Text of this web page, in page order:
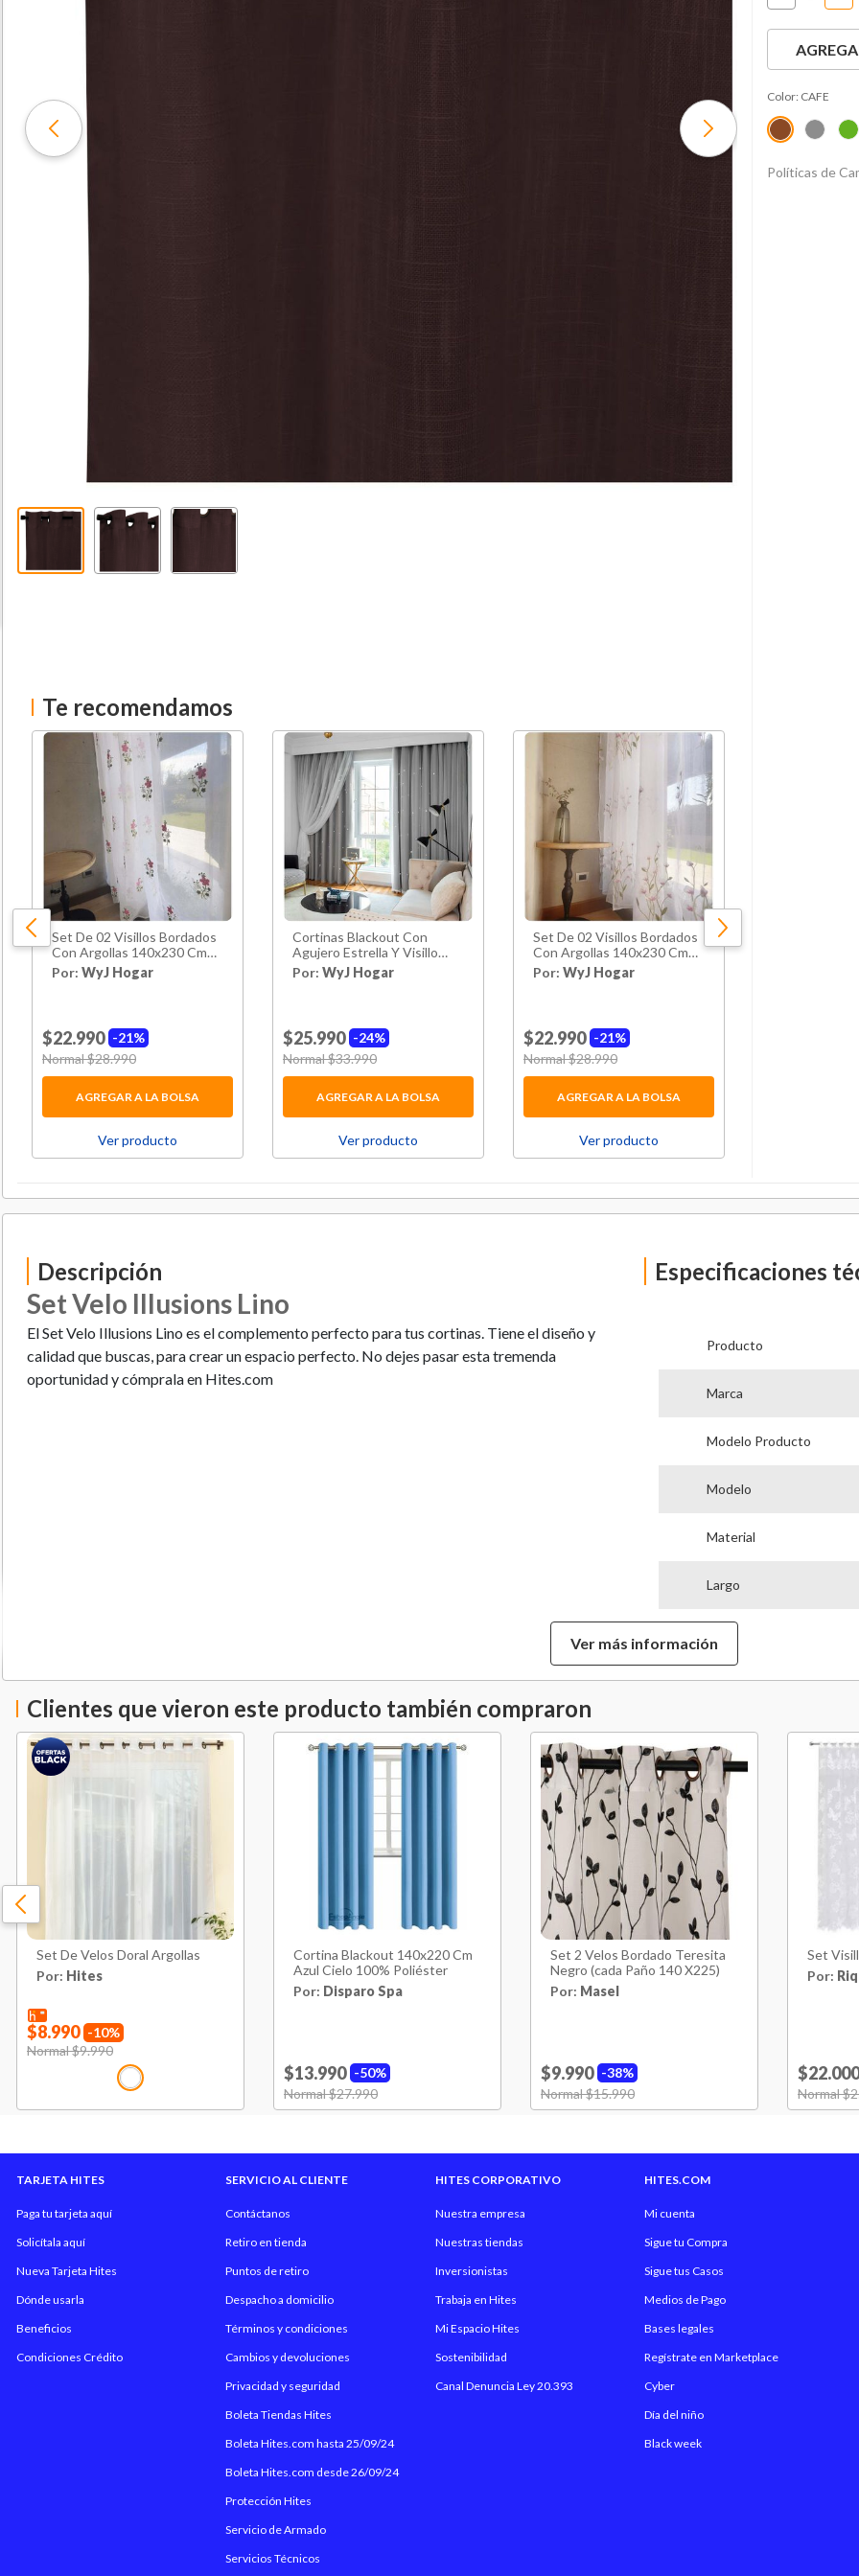
Te recomendamos
Set De 02 Visillos Bordados
Con Argollas 140x230 Cm
Mod09
Por: WyJ Hogar
21%
$22.990
Price reduced from
Normal $28.990
AGREGAR A LA BOLSA
Ver producto
Cortinas Blackout Con
Agujero Estrella Y Visillo
Integrado - Gris
Por: WyJ Hogar
24%
$25.990
Price reduced from
Normal $33.990
AGREGAR A LA BOLSA
Ver producto
Set De 02 Visillos Bordados
Con Argollas 140x230 Cm
Mod07
Por: WyJ Hogar
21%
$22.990
Price reduced from
Normal $28.990
AGREGAR A LA BOLSA
Ver producto
Color: CAFE
Políticas de
Descripción
Set Velo Illusions Lino
El Set Velo Illusions Lino es el complemento perfecto para tus cortinas. Tiene el diseño y
calidad que buscas, para crear un espacio perfecto. No dejes pasar esta tremenda
oportunidad y cómprala en Hites.com
Especificaciones
Producto
Marca
Modelo Producto
Modelo
Material
Largo
Hecho en
Garantía Proveedor
Peso
Ver más información
Clientes que vieron este producto también compraron
Set De Velos Doral Argollas
Por: Hites
10%
$8.990
Price reduced from
Normal $9.990
Cortina Blackout 140x220 Cm
Azul Cielo 100% Poliéster
Por: Disparo Spa
50%
$13.990
Price reduced from
Normal $27.990
Set 2 Velos Bordado Teresita
Negro (cada Paño 140 X225)
Por: Masel
38%
$9.990
Price reduced from
Normal $15.990
Set
Por:
$22.000
Price
Normal
TARJETA HITES
Paga tu tarjeta aquí
Solicítala aquí
Nueva Tarjeta Hites
Dónde usarla
Beneficios
Condiciones Crédito
SERVICIO AL CLIENTE
Contáctanos
Retiro en tienda
Puntos de retiro
Despacho a domicilio
Términos y condiciones
Cambios y devoluciones
Privacidad y seguridad
Boleta Tiendas Hites
Boleta Hites.com hasta 25/09/24
Boleta Hites.com desde 26/09/24
Protección Hites
Servicio de Armado
Servicios Técnicos
HITES CORPORATIVO
Nuestra empresa
Nuestras tiendas
Inversionistas
Trabaja en Hites
Mi Espacio Hites
Sostenibilidad
Canal Denuncia Ley 20.393
HITES.COM
Mi cuenta
Sigue tu Compra
Sigue tus Casos
Medios de Pago
Bases legales
Regístrate en Marketplace
Cyber
Día del niño
Black week